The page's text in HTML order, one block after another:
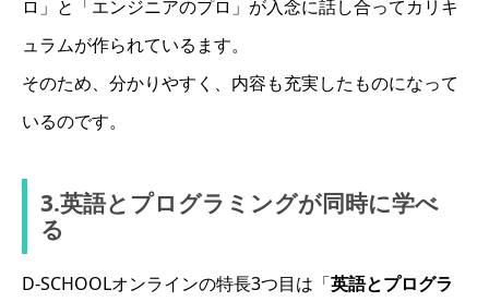
ロ」と「エンジニアのプロ」が入念に話し合ってカリキ
ュラムが作られているます。
そのため、分かりやすく、内容も充実したものになって
いるのです。
3.英語とプログラミングが同時に学べ
る
D-SCHOOLオンラインの特長3つ目は「英語とプログラ